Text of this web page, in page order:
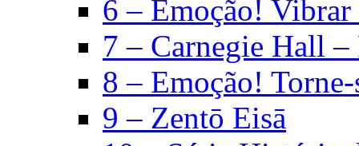
6 – Emoção! Vibrar
7 – Carnegie Hall –
8 – Emoção!
9 – Zentō Eisā